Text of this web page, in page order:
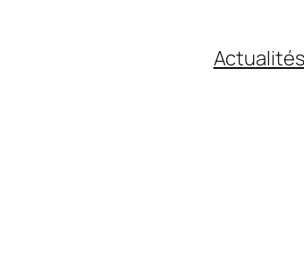
Actualités